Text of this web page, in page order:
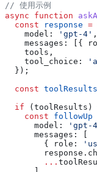
// 使用示例
async function
  const
response =
    model:
'gpt-4' ,
    messages:
[{
    tools
,
    tool_choice:
  });
  const
toolResults
  if
( toolResults )
    const
followUp
      model:
'gpt-
      messages:
        {
role:
        response
.
        ...